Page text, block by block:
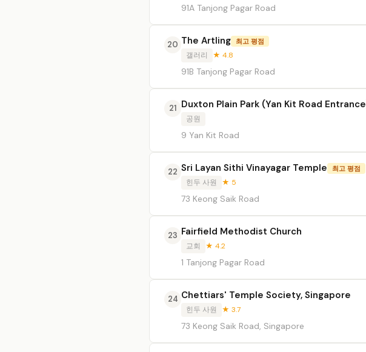
91A Tanjong Pagar Road
20 The Artling 최고 평점
갤러리 ★ 4.8
91B Tanjong Pagar Road
21 Duxton Plain Park (Yan Kit Road
공원
9 Yan Kit Road
22 Sri Layan Sithi Vinayagar Temple 최고 평점
힌두 사원 ★ 5
73 Keong Saik Road
23 Fairfield Methodist Church
교회 ★ 4.2
1 Tanjong Pagar Road
24 Chettiars' Temple Society, Singapore
힌두 사원 ★ 3.7
73 Keong Saik Road, Singapore